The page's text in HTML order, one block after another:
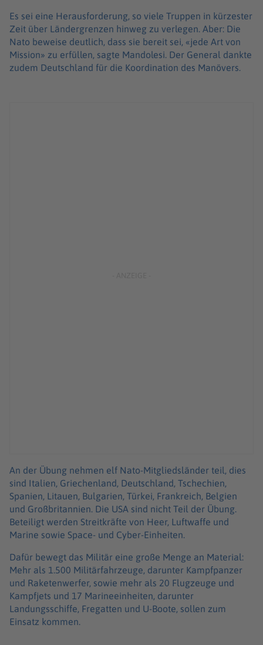
Es sei eine Herausforderung, so viele Truppen in kürzester
Zeit über Ländergrenzen hinweg zu verlegen. Aber: Die
Nato beweise deutlich, dass sie bereit sei, «jede Art von
Mission» zu erfüllen, sagte Mandolesi. Der General dankte
zudem Deutschland für die Koordination des Manövers.
An der Übung nehmen elf Nato-Mitgliedsländer teil, dies
sind Italien, Griechenland, Deutschland, Tschechien,
Spanien, Litauen, Bulgarien, Türkei, Frankreich, Belgien
und Großbritannien. Die USA sind nicht Teil der Übung.
Beteiligt werden Streitkräfte von Heer, Luftwaffe und
Marine sowie Space- und Cyber-Einheiten.
Dafür bewegt das Militär eine große Menge an Material:
Mehr als 1.500 Militärfahrzeuge, darunter Kampfpanzer
und Raketenwerfer, sowie mehr als 20 Flugzeuge und
Kampfjets und 17 Marineeinheiten, darunter
Landungsschiffe, Fregatten und U-Boote, sollen zum
Einsatz kommen.